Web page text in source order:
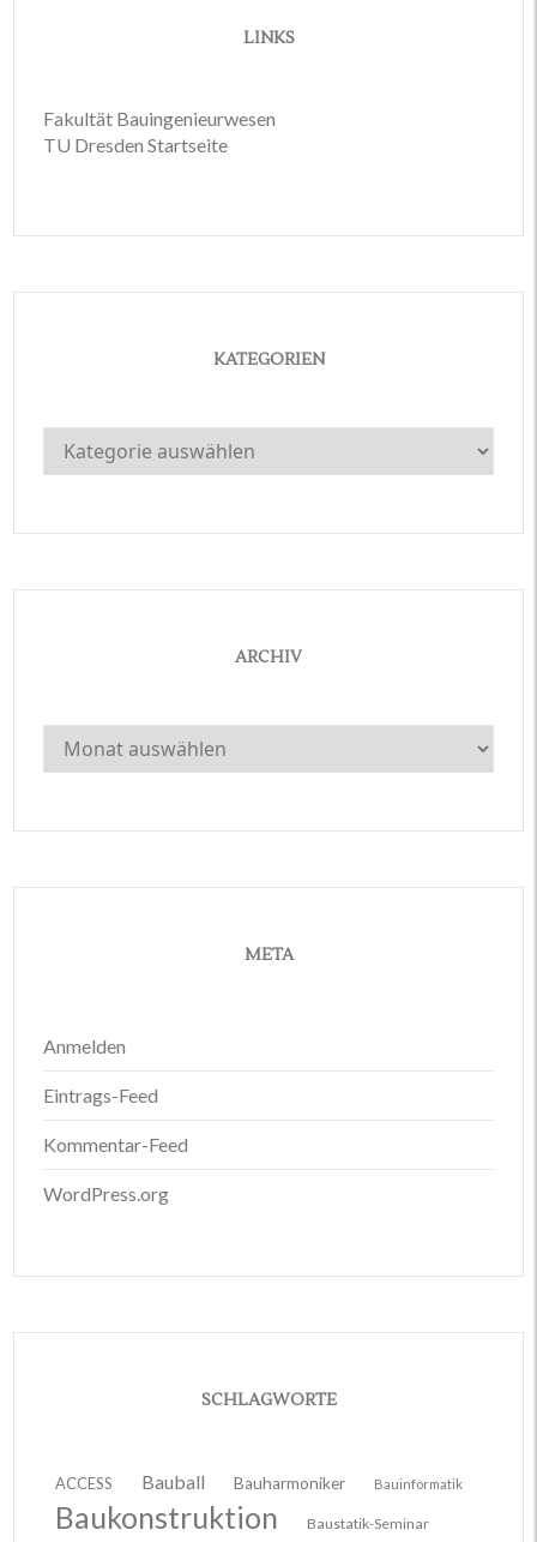
LINKS
Fakultät Bauingenieurwesen
TU Dresden Startseite
KATEGORIEN
Kategorien
ARCHIV
Archiv
META
Anmelden
Eintrags-Feed
Kommentar-Feed
WordPress.org
SCHLAGWORTE
ACCESS Bauball Bauharmoniker Bauinformatik
Baukonstruktion Baustatik-Seminar